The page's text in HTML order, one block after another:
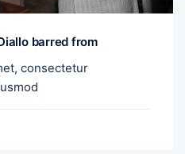
barred from
consectetur